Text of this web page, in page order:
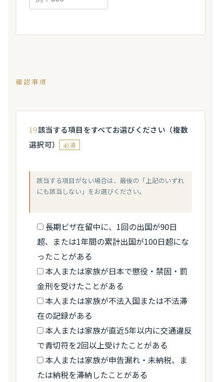
確認事項
19該当する項目をすべてお選びください（複数
選択可）
必須
該当する項目がない場合は、最後の「上記のいずれ
にも該当しない」をお選びください。
長期ビザ在留中に、1回の出国が90日
超、または1年間の累計出国が100日超にな
ったことがある
本人または家族が日本で懲役・禁固・罰
金刑を受けたことがある
本人または家族が不法入国または不法滞
在の記録がある
本人または家族が直近5年以内に交通違反
で青切符を2回以上受けたことがある
本人または家族が申告漏れ・未納税、ま
たは納税を滞納したことがある